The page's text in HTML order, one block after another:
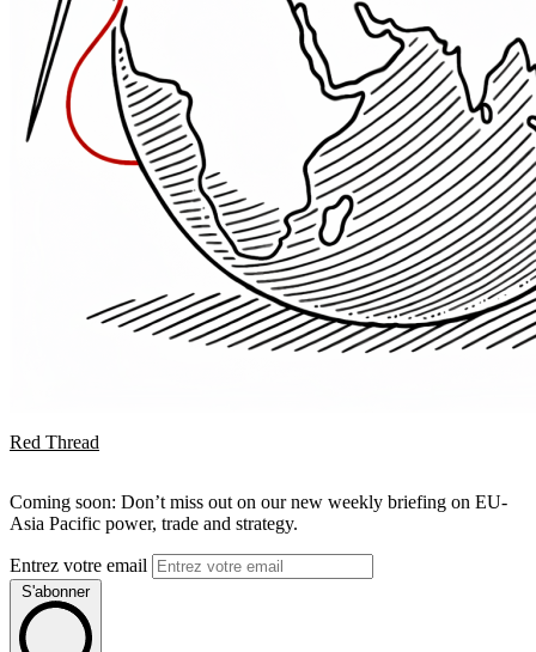
Red Thread
Coming soon: Don’t miss out on our new weekly briefing on EU-
Asia Pacific power, trade and strategy.
Entrez votre email
S'abonner